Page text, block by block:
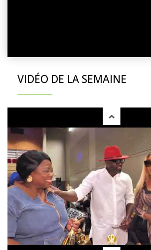
VIDÉO DE LA SEMAINE